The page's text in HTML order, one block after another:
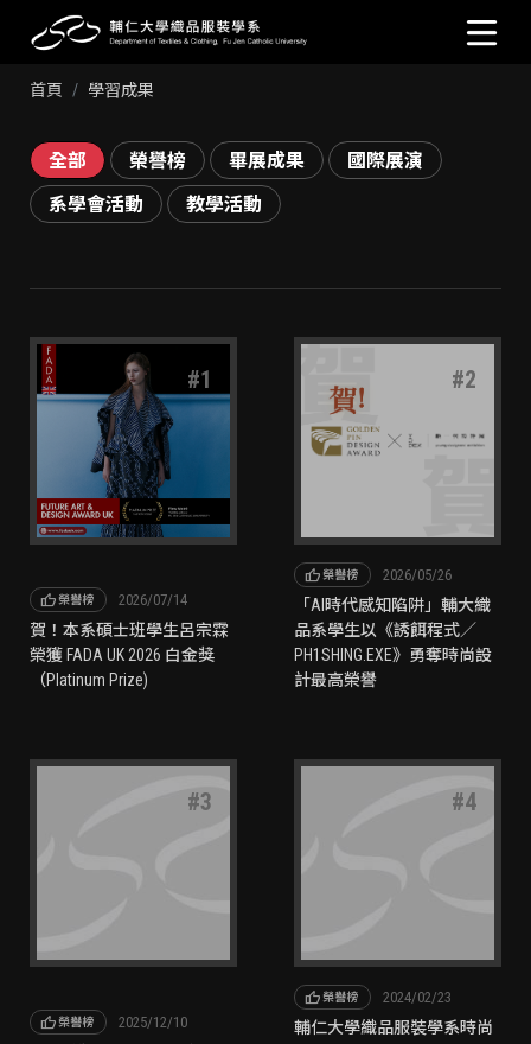
首頁 學習成果
全部 榮譽榜 畢展成果
國際展演
系學會活動
教學活動
#1
thumb_up 榮譽榜 2026/07/14
賀！本系碩士班學生呂宗霖
榮獲 FADA UK 2026 白金獎
（Platinum Prize)
#2
thumb_up 榮譽榜 2026/05/26
「AI時代感知陷阱」輔大織
品系學生以《誘餌程式／
PH1SHING.EXE》勇奪時尚設
計最高榮譽
#3
thumb_up 榮譽榜 2025/12/10
#4
thumb_up 榮譽榜 2024/02/23
輔仁大學織品服裝學系時尚